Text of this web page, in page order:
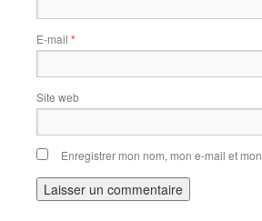
E-mail *
Site web
Enregistrer mon nom, mon e-mail et